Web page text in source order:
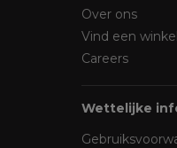
Over ons
Vind een winkel
Careers
Wettelijke